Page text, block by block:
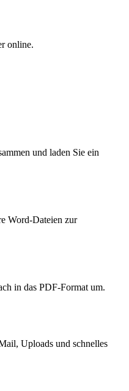
online.
und laden Sie ein
Word-Dateien zur
in das PDF-Format um.
Uploads und schnelles